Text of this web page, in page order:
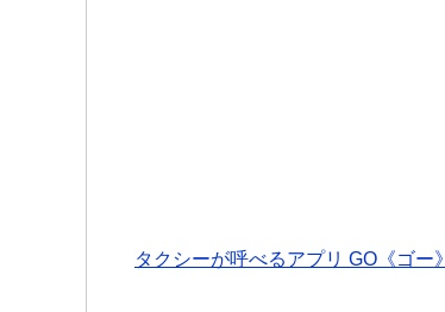
タクシーが呼べるアプリ GO《ゴー》